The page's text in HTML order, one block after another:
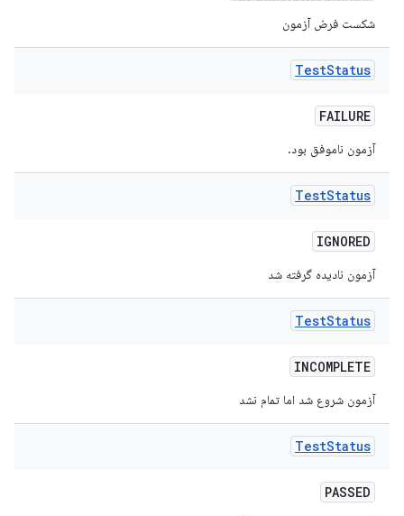
شکست فرض آزمون
TestStatus
FAILURE
آزمون ناموفق بود.
TestStatus
IGNORED
آزمون نادیده گرفته شد
TestStatus
INCOMPLETE
آزمون شروع شد اما تمام نشد
TestStatus
PASSED